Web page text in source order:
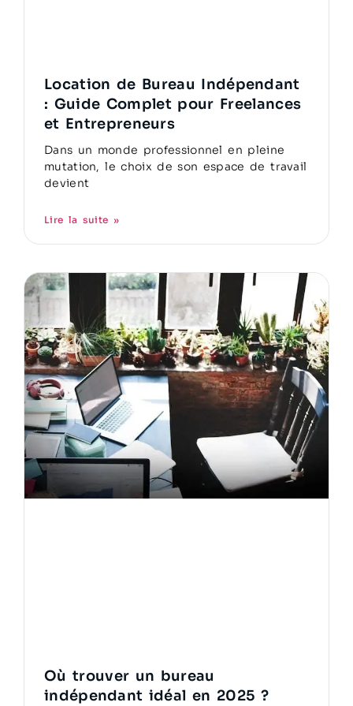
Location de Bureau Indépendant
: Guide Complet pour Freelances
et Entrepreneurs
Dans un monde professionnel en pleine
mutation, le choix de son espace de travail
devient
Lire la suite »
Où trouver un bureau
indépendant idéal en 2025 ?